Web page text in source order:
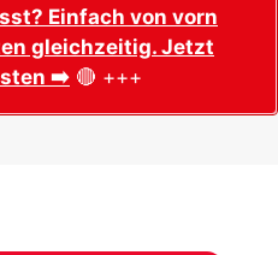
Einfach von vorn
gleichzeitig. Jetzt
➡️ 🔴 +++